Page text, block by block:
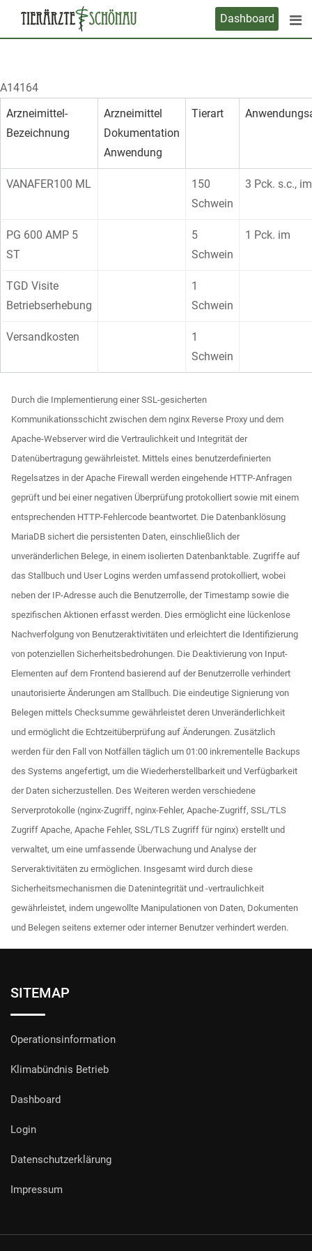
Dashboard
A14164
Arzneimittel-
Bezeichnung
Arzneimittel
Dokumentation
Anwendung
Tierart
VANAFER100 ML
150
Schwein
3 Pck. s.c., im
PG 600 AMP 5
ST
5
Schwein
1 Pck. im
TGD Visite
Betriebserhebung
1
Schwein
Versandkosten
1
Schwein
Durch die Implementierung einer SSL-gesicherten
Kommunikationsschicht zwischen dem nginx Reverse Proxy und dem
Apache-Webserver wird die Vertraulichkeit und Integrität der
Datenübertragung gewährleistet. Mittels eines benutzerdefinierten
Regelsatzes in der Apache Firewall werden eingehende HTTP-Anfragen
geprüft und bei einer negativen Überprüfung protokolliert sowie mit einem
entsprechenden HTTP-Fehlercode beantwortet. Die Datenbanklösung
MariaDB sichert die persistenten Daten, einschließlich der
unveränderlichen Belege, in einem isolierten Datenbanktable. Zugriffe auf
das Stallbuch und User Logins werden umfassend protokolliert, wobei
neben der IP-Adresse auch die Benutzerrolle, der Timestamp sowie die
spezifischen Aktionen erfasst werden. Dies ermöglicht eine lückenlose
Nachverfolgung von Benutzeraktivitäten und erleichtert die Identifizierung
von potenziellen Sicherheitsbedrohungen. Die Deaktivierung von Input-
Elementen auf dem Frontend basierend auf der Benutzerrolle verhindert
unautorisierte Änderungen am Stallbuch. Die eindeutige Signierung von
Belegen mittels Checksumme gewährleistet deren Unveränderlichkeit
und ermöglicht die Echtzeitüberprüfung auf Änderungen. Zusätzlich
werden für den Fall von Notfällen täglich um 01:00 inkrementelle Backups
des Systems angefertigt, um die Wiederherstellbarkeit und Verfügbarkeit
der Daten sicherzustellen. Des Weiteren werden verschiedene
Serverprotokolle (nginx-Zugriff, nginx-Fehler, Apache-Zugriff, SSL/TLS
Zugriff Apache, Apache Fehler, SSL/TLS Zugriff für nginx) erstellt und
verwaltet, um eine umfassende Überwachung und Analyse der
Serveraktivitäten zu ermöglichen. Insgesamt wird durch diese
Sicherheitsmechanismen die Datenintegrität und -vertraulichkeit
gewährleistet, indem ungewollte Manipulationen von Daten, Dokumenten
und Belegen seitens externer oder interner Benutzer verhindert werden.
SITEMAP
Operationsinformation
Klimabündnis Betrieb
Dashboard
Login
Datenschutzerklärung
Impressum